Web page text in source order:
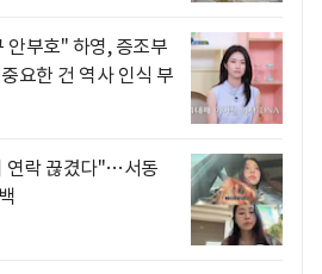
안부호" 하영, 증조부
요한 건 역사 인식 부
연락 끊겼다"…서동